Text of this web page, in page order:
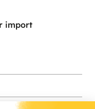
import